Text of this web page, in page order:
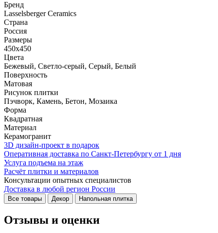
Бренд
Lasselsberger Ceramics
Страна
Россия
Размеры
450x450
Цвета
Бежевый, Светло-серый, Серый, Белый
Поверхность
Матовая
Рисунок плитки
Пэчворк, Камень, Бетон, Мозаика
Форма
Квадратная
Материал
Керамогранит
3D дизайн-проект в подарок
Оперативная доставка по Санкт-Петербургу от 1 дня
Услуга подъема на этаж
Расчёт плитки и материалов
Консультации опытных специалистов
Доставка в любой регион России
Все товары Декор Напольная плитка
Отзывы и оценки